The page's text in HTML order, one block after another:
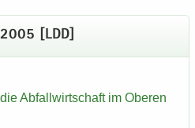
[LDD]
Ab­fall­wirt­schaft im Obe­ren